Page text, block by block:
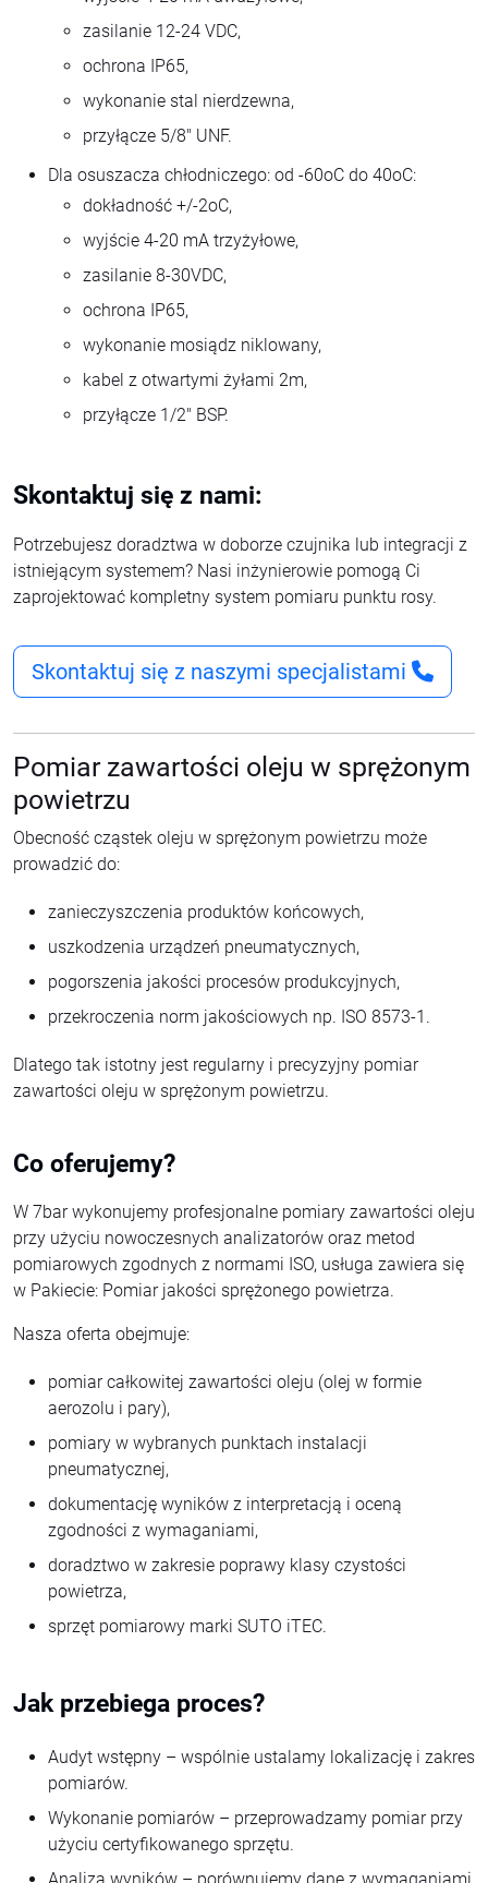
zasilanie 12-24 VDC,
ochrona IP65,
wykonanie stal nierdzewna,
przyłącze 5/8" UNF.
Dla osuszacza chłodniczego: od -60oC do 40oC:
dokładność +/-2oC,
wyjście 4-20 mA trzyżyłowe,
zasilanie 8-30VDC,
ochrona IP65,
wykonanie mosiądz niklowany,
kabel z otwartymi żyłami 2m,
przyłącze 1/2" BSP.
Skontaktuj się z nami:
Potrzebujesz doradztwa w doborze czujnika lub integracji z
istniejącym systemem? Nasi inżynierowie pomogą Ci
zaprojektować kompletny system pomiaru punktu rosy.
Skontaktuj się z naszymi specjalistami
Pomiar zawartości oleju w sprężonym
powietrzu
Obecność cząstek oleju w sprężonym powietrzu może
prowadzić do:
zanieczyszczenia produktów końcowych,
uszkodzenia urządzeń pneumatycznych,
pogorszenia jakości procesów produkcyjnych,
przekroczenia norm jakościowych np. ISO 8573-1.
Dlatego tak istotny jest regularny i precyzyjny pomiar
zawartości oleju w sprężonym powietrzu.
Co oferujemy?
W 7bar wykonujemy profesjonalne pomiary zawartości oleju
przy użyciu nowoczesnych analizatorów oraz metod
pomiarowych zgodnych z normami ISO, usługa zawiera się
w Pakiecie: Pomiar jakości sprężonego powietrza.
Nasza oferta obejmuje:
pomiar całkowitej zawartości oleju (olej w formie
aerozolu i pary),
pomiary w wybranych punktach instalacji
pneumatycznej,
dokumentację wyników z interpretacją i oceną
zgodności z wymaganiami,
doradztwo w zakresie poprawy klasy czystości
powietrza,
sprzęt pomiarowy marki SUTO iTEC.
Jak przebiega proces?
Audyt wstępny – wspólnie ustalamy lokalizację i zakres
pomiarów.
Wykonanie pomiarów – przeprowadzamy pomiar przy
użyciu certyfikowanego sprzętu.
Analiza wyników – porównujemy dane z wymaganiami